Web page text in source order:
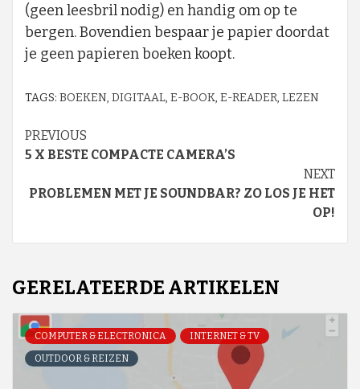
(geen leesbril nodig) en handig om op te
bergen. Bovendien bespaar je papier doordat
je geen papieren boeken koopt.
TAGS: BOEKEN, DIGITAAL, E-BOOK, E-READER, LEZEN
Continue
PREVIOUS
5 X BESTE COMPACTE CAMERA’S
NEXT
PROBLEMEN MET JE SOUNDBAR? ZO LOS JE HET
OP!
GERELATEERDE ARTIKELEN
COMPUTER & ELECTRONICA
INTERNET & TV
OUTDOOR & REIZEN